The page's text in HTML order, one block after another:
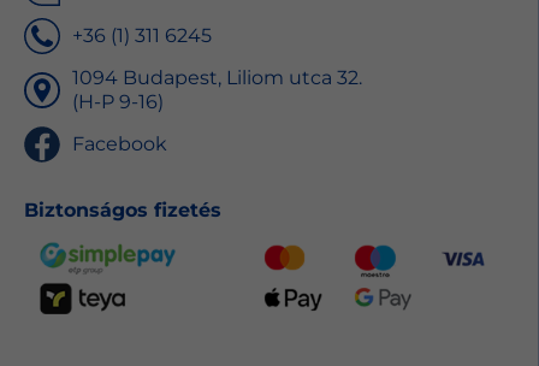
+36 (1) 311 6245
1094 Budapest, Liliom utca 32.
(H-P 9-16)
Facebook
Biztonságos fizetés